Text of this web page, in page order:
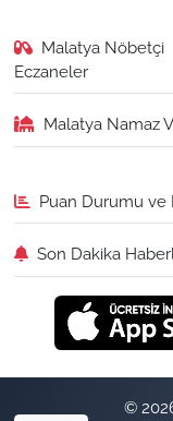
Malatya Nöbetçi
Eczaneler
Malatya Namaz
Puan Durumu ve
Son Dakika
©